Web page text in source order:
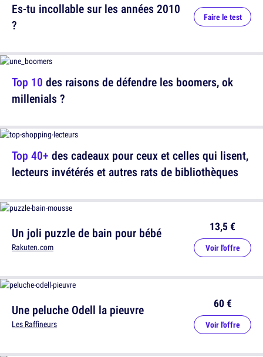
Es-tu incollable sur les années 2010
?
Faire le test
Top 40+ des cadeaux pour ceux et celles qui lisent,
lecteurs invétérés et autres rats de bibliothèques
Une peluche Odell la pieuvre
Les Raffineurs
60 €
Voir l'offre
Top 10 des raisons de défendre les boomers, ok
millenials ?
Un joli puzzle de bain pour bébé
Rakuten.com
13,5 €
Voir l'offre